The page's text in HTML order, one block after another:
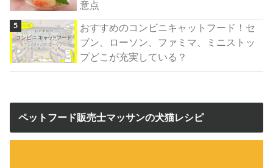
意点
おすすめのコンビニキャットフード！セ
ブン、ローソン、ファミマ、ミニストッ
プどこが充実している？
ペットフード販売士マッサンの犬猫レシピ